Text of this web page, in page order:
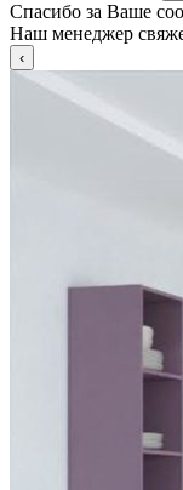
Спасибо за Ваше
Наш менеджер